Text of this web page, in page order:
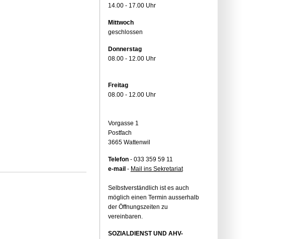
14.00 - 17.00 Uhr
Mittwoch
geschlossen
Donnerstag
08.00 - 12.00 Uhr
Freitag
08.00 - 12.00 Uhr
Vorgasse 1
Postfach
3665 Wattenwil
Telefon- 033 359 59 11
e-mail - Mail ins Sekretariat
Selbstverständlich ist es auch
möglich einen Termin ausserhalb
der Öffnungszeiten zu
vereinbaren.
SOZIALDIENST UND AHV-